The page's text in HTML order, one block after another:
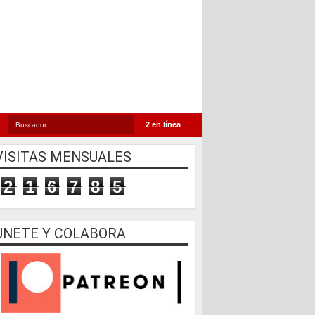
2 en línea
MENSUALES
2 1 6 7 8 5
Y COLABORA